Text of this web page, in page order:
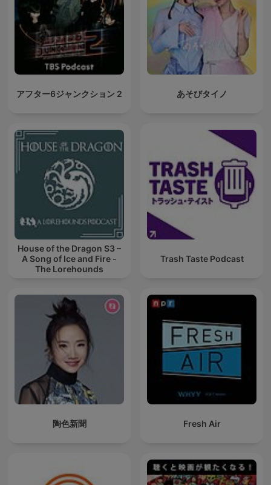
アフター6ジャンクション 2 あそびタイノ
House of the Dragon S3 –
A Song of Ice and Fire -
The Lorehounds
Trash Taste Podcast
陶色新聞 Fresh Air